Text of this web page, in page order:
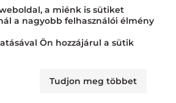
db
FOGKRÉM 75ML PLUS
a miénk is sütiket
a nagyobb felhasználói élmény
Ön hozzájárul a sütik
Tudjon meg többet